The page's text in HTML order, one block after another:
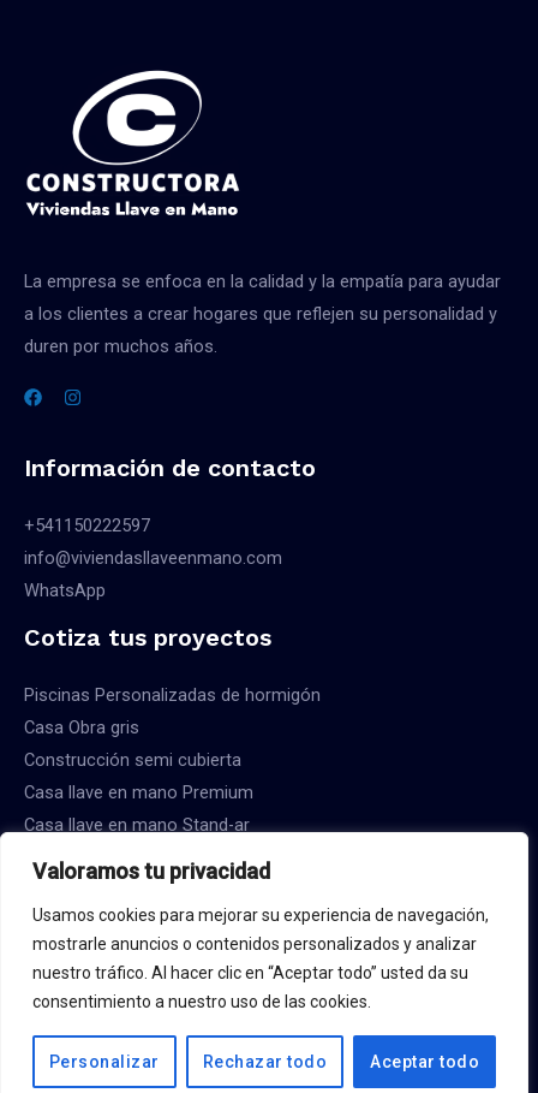
Valoramos tu privacidad
Usamos cookies para mejorar su experiencia de navegación,
mostrarle anuncios o contenidos personalizados y analizar
nuestro tráfico. Al hacer clic en “Aceptar todo” usted da su
consentimiento a nuestro uso de las cookies.
Personalizar Rechazar todo Aceptar todo
La empresa se enfoca en la calidad y la empatía para ayudar
a los clientes a crear hogares que reflejen su personalidad y
duren por muchos años.
Información de contacto
+541150222597
info@viviendasllaveenmano.com
WhatsApp
Cotiza tus proyectos
Piscinas Personalizadas de hormigón
Casa Obra gris
Construcción semi cubierta
Casa llave en mano Premium
Casa llave en mano Stand-ar
Copyright © 2026 Constructora Viviendas Llave en Mano
Política de privacidad